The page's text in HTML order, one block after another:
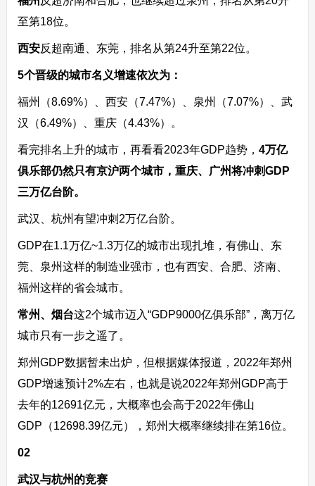
至第18位。
西安反超南通、东莞，排名从第24升至第22位。
5个晋级的城市名义增速依次为：
福州（8.69%）、西安（7.47%）、泉州（7.07%）、武
汉（6.49%）、重庆（4.43%）。
看完排名上升的城市，再看看2023年GDP趋势， 4万亿
俱乐部仍然只有京沪两个城市，重庆、广州将冲刺GDP
三万亿台阶。
武汉、杭州有望冲刺2万亿台阶。
GDP在1.1万亿~1.3万亿的城市出现扎堆，有佛山、东
莞、泉州这样的制造业强市，也有西安、合肥、济南、
福州这样的省会城市。
常州、烟台这2个城市迈入“GDP9000亿俱乐部”，离万亿
城市只有一步之遥了。
郑州GDP数据暂未出炉，但根据媒体报道，2022年郑州
GDP增速预计2%左右，也就是说2022年郑州GDP高于
去年的12691亿元，大概率也会高于2022年佛山
GDP（12698.39亿元），郑州大概率继续排在第16位。
02
武汉与杭州的竞赛